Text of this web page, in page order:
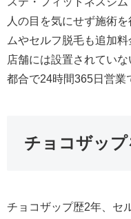
人の目を気にせず施術
ムやセルフ脱毛も追加
店舗には設置されてい
都合で24時間365日営業
チョコザッ
チョコザップ歴2年、セ